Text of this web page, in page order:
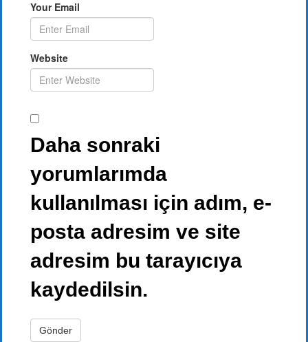
Your Email
Website
Daha sonraki
yorumlarımda
kullanılması için adım, e-
posta adresim ve site
adresim bu tarayıcıya
kaydedilsin.